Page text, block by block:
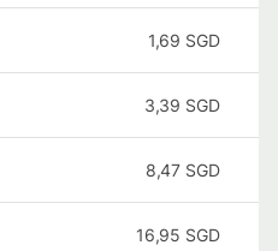
1,69 SGD
3,39 SGD
8,47 SGD
16,95 SGD